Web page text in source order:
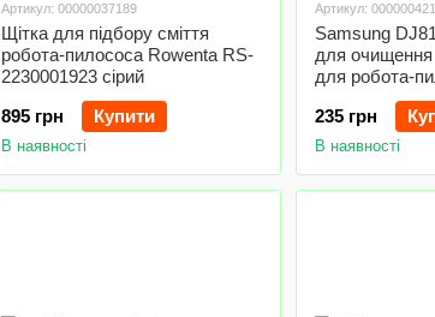
Артикул: 00000037189
Щітка для підбору сміття
робота-пилососа Rowenta RS-
2230001923 сірий
895 грн
Купити
В наявності
Артикул:
Samsung
для очищення
для робота-
235 грн
В наявності